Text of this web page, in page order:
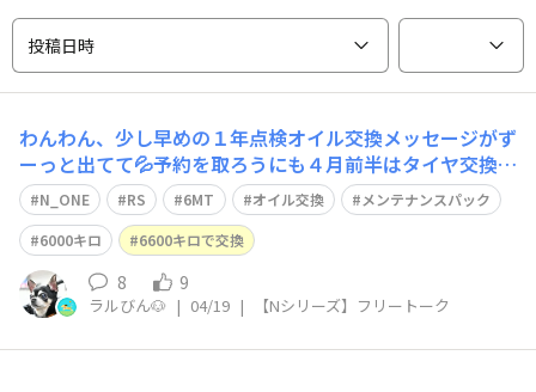
投稿日時
わんわん、少し早めの１年点検オイル交換メッセージがず
ーっと出てて💦予約を取ろうにも４月前半はタイヤ交換で
混み混み😭メンテナンスパックに入っているので本来の
点検は５月末ですメンテパックにオイル交換も入っている
ので今替えて、６月頭に替えて～はもったいないのでは❓️
とのことで前倒し点検いつかは合わなくなる
N_ONE RS 6MT オイル交換
メンテナンスパック
6000キロ
6600キロで交換
8 9
ラルびん🐶 | 04/19 | 【Nシリーズ】フリートーク